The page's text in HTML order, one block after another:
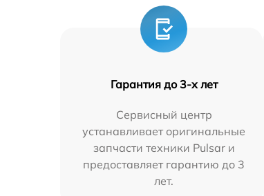
Гарантия до 3-х лет
Сервисный центр
устанавливает оригинальные
запчасти техники Pulsar и
предоставляет гарантию до 3
лет.